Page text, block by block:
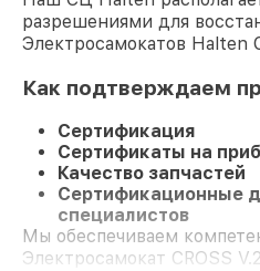
разрешениями для
Электросамокатов Halten
Как подтверждаем
Сертификация
Сертификаты на
Качество запчастей
Сертификационные
специалистов
Мы обеспечиваем
Электросамокат CROSS